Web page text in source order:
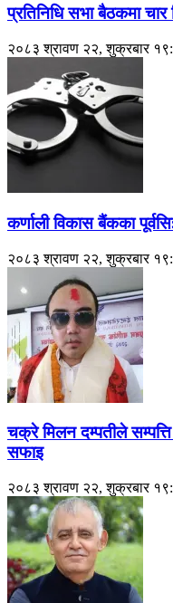
प्रतिनिधि सभा बैठकमा
२०८३ श्रावण २२, शुक्रबार
कर्णाली विकास बैंकका
२०८३ श्रावण २२, शुक्रबार
चक्रे मिलन दम्पतीले सम्पत्ति
सफाइ
२०८३ श्रावण २२, शुक्रबार